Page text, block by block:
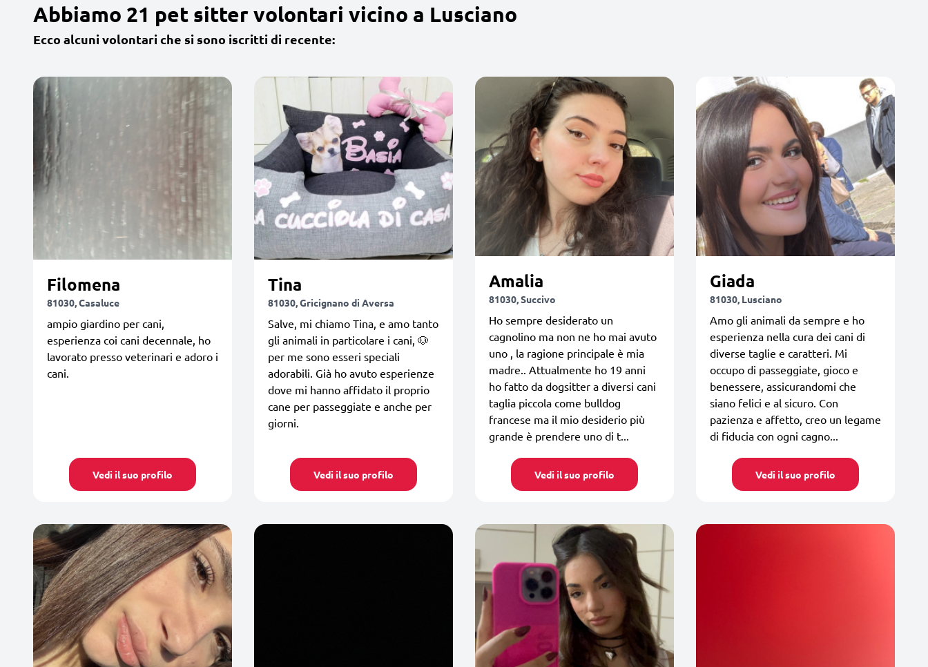
Abbiamo 21 pet sitter volontari vicino a Lusciano
Ecco alcuni volontari che si sono iscritti di recente:
Filomena
81030, Casaluce
ampio giardino per cani,
esperienza coi cani decennale, ho
lavorato presso veterinari e adoro i
cani.
Vedi il suo profilo
Tina
81030, Gricignano di Aversa
Salve, mi chiamo Tina, e amo tanto
gli animali in particolare i cani, 🐶
per me sono esseri speciali
adorabili. Già ho avuto esperienze
dove mi hanno affidato il proprio
cane per passeggiate e anche per
giorni.
Vedi il suo profilo
Amalia
81030, Succivo
Ho sempre desiderato un
cagnolino ma non ne ho mai avuto
uno , la ragione principale è mia
madre.. Attualmente ho 19 anni
ho fatto da dogsitter a diversi cani
taglia piccola come bulldog
francese ma il mio desiderio più
grande è prendere uno di t...
Vedi il suo profilo
Giada
81030, Lusciano
Amo gli animali da sempre e ho
esperienza nella cura dei cani di
diverse taglie e caratteri. Mi
occupo di passeggiate, gioco e
benessere, assicurandomi che
siano felici e al sicuro. Con
pazienza e affetto, creo un legame
di fiducia con ogni cagno...
Vedi il suo profilo